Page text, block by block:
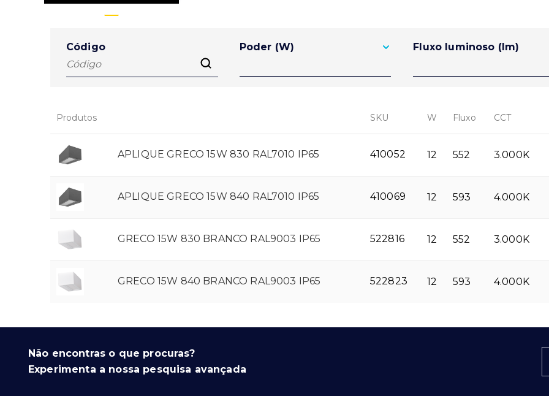
Código Poder (W) Fluxo luminoso (lm)
Produtos SKU W Fluxo CCT
APLIQUE GRECO 15W 830 RAL7010 IP65 410052 12 552 3.000K
APLIQUE GRECO 15W 840 RAL7010 IP65 410069 12 593 4.000K
GRECO 15W 830 BRANCO RAL9003 IP65 522816 12 552 3.000K
GRECO 15W 840 BRANCO RAL9003 IP65 522823 12 593 4.000K
Não encontras o que procuras?
Experimenta a nossa pesquisa avançada